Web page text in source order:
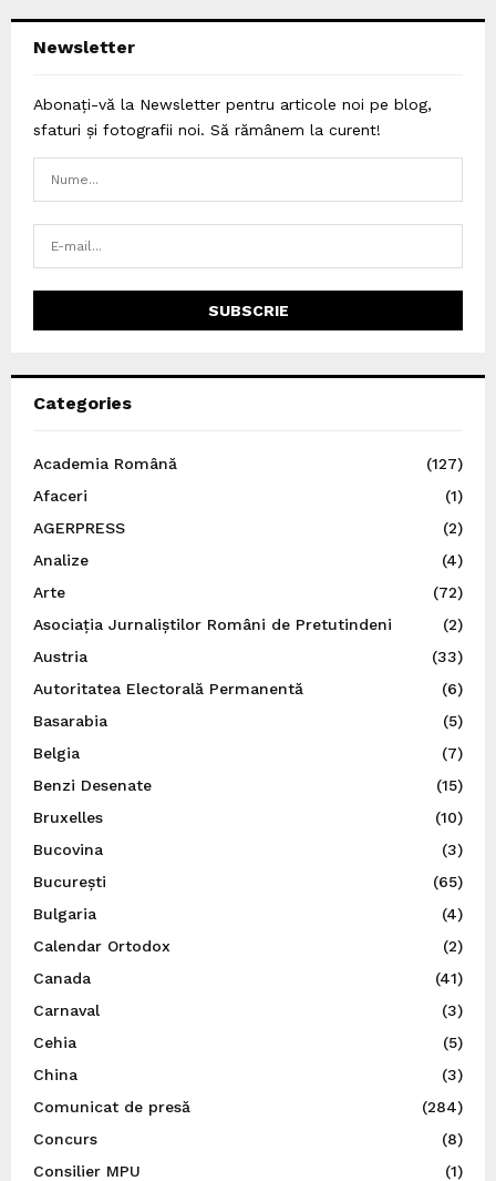
Newsletter
Abonați-vă la Newsletter pentru articole noi pe blog,
sfaturi și fotografii noi. Să rămânem la curent!
Categories
Academia Română
(127)
Afaceri
(1)
AGERPRESS
(2)
Analize
(4)
Arte
(72)
Asociația Jurnaliștilor Români de Pretutindeni
(2)
Austria
(33)
Autoritatea Electorală Permanentă
(6)
Basarabia
(5)
Belgia
(7)
Benzi Desenate
(15)
Bruxelles
(10)
Bucovina
(3)
București
(65)
Bulgaria
(4)
Calendar Ortodox
(2)
Canada
(41)
Carnaval
(3)
Cehia
(5)
China
(3)
Comunicat de presă
(284)
Concurs
(8)
Consilier MPU
(1)